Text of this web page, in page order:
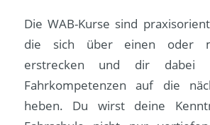
Die WAB-Kurse sind
die sich über einen oder
erstrecken und dir dabei
Fahrkompetenzen auf die
heben. Du wirst deine